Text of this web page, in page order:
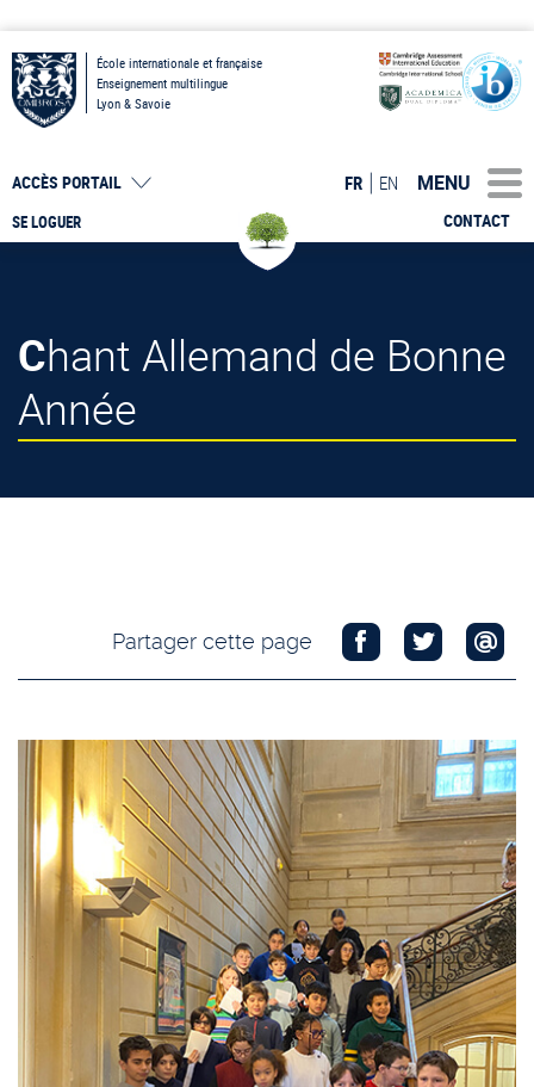
École internationale et française
Enseignement multilingue
Lyon & Savoie
SE LOGUER
ACCÈS PORTAIL
CONTACT
FR EN MENU
Chant Allemand de Bonne
Année
Partager cette page